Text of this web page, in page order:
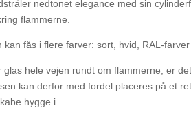
nedtonet elegance med sin
flammerne.
kan fås i flere farver: sort, hvid, RAL-
glas hele vejen rundt om flammerne, er
kan derfor med fordel placeres på et
hygge i.